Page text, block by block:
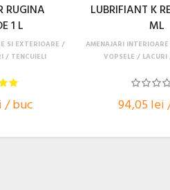
RUGINA
1 L
/ buc
SI EXTERIOARE
/ TENCUIELI
LUBRIFIANT K
ML
94,05 lei
AMENAJARI
VOPSELE /